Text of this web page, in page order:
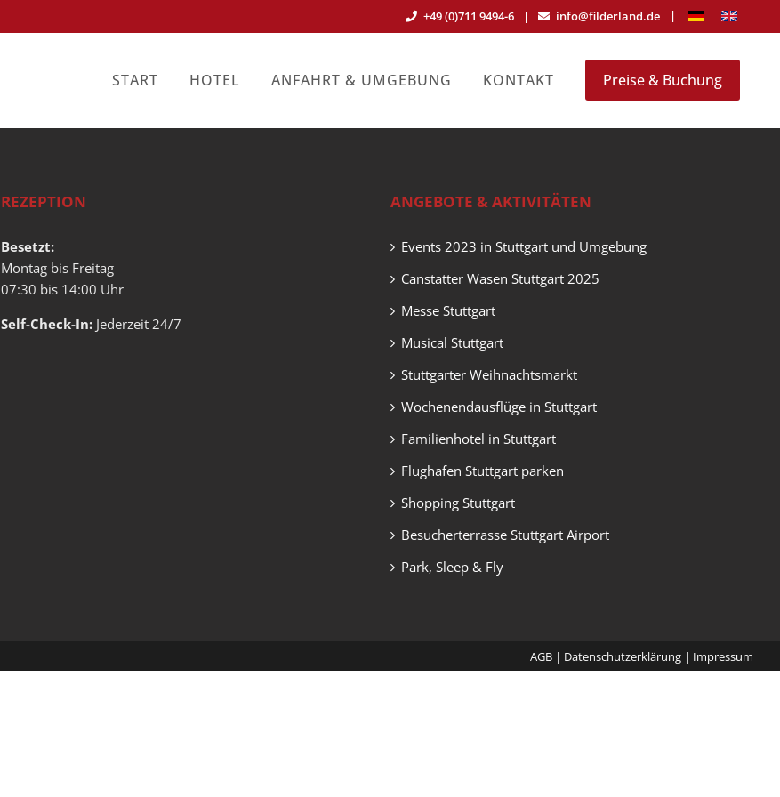
+49 (0)711 9494-6 | info@filderland.de
START HOTEL ANFAHRT & UMGEBUNG KONTAKT Preise & Buchung
REZEPTION
Besetzt:
Montag bis Freitag
07:30 bis 14:00 Uhr
Self-Check-In: Jederzeit 24/7
ANGEBOTE & AKTIVITÄTEN
Events 2023 in Stuttgart und Umgebung
Canstatter Wasen Stuttgart 2025
Messe Stuttgart
Musical Stuttgart
Stuttgarter Weihnachtsmarkt
Wochenendausflüge in Stuttgart
Familienhotel in Stuttgart
Flughafen Stuttgart parken
Shopping Stuttgart
Besucherterrasse Stuttgart Airport
Park, Sleep & Fly
AGB | Datenschutzerklärung | Impressum